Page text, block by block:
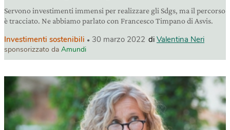
Servono investimenti immensi per realizzare gli Sdgs, ma il percorso
è tracciato. Ne abbiamo parlato con Francesco Timpano di Asvis.
Investimenti sostenibili 30 marzo 2022 di Valentina Neri
sponsorizzato da Amundi